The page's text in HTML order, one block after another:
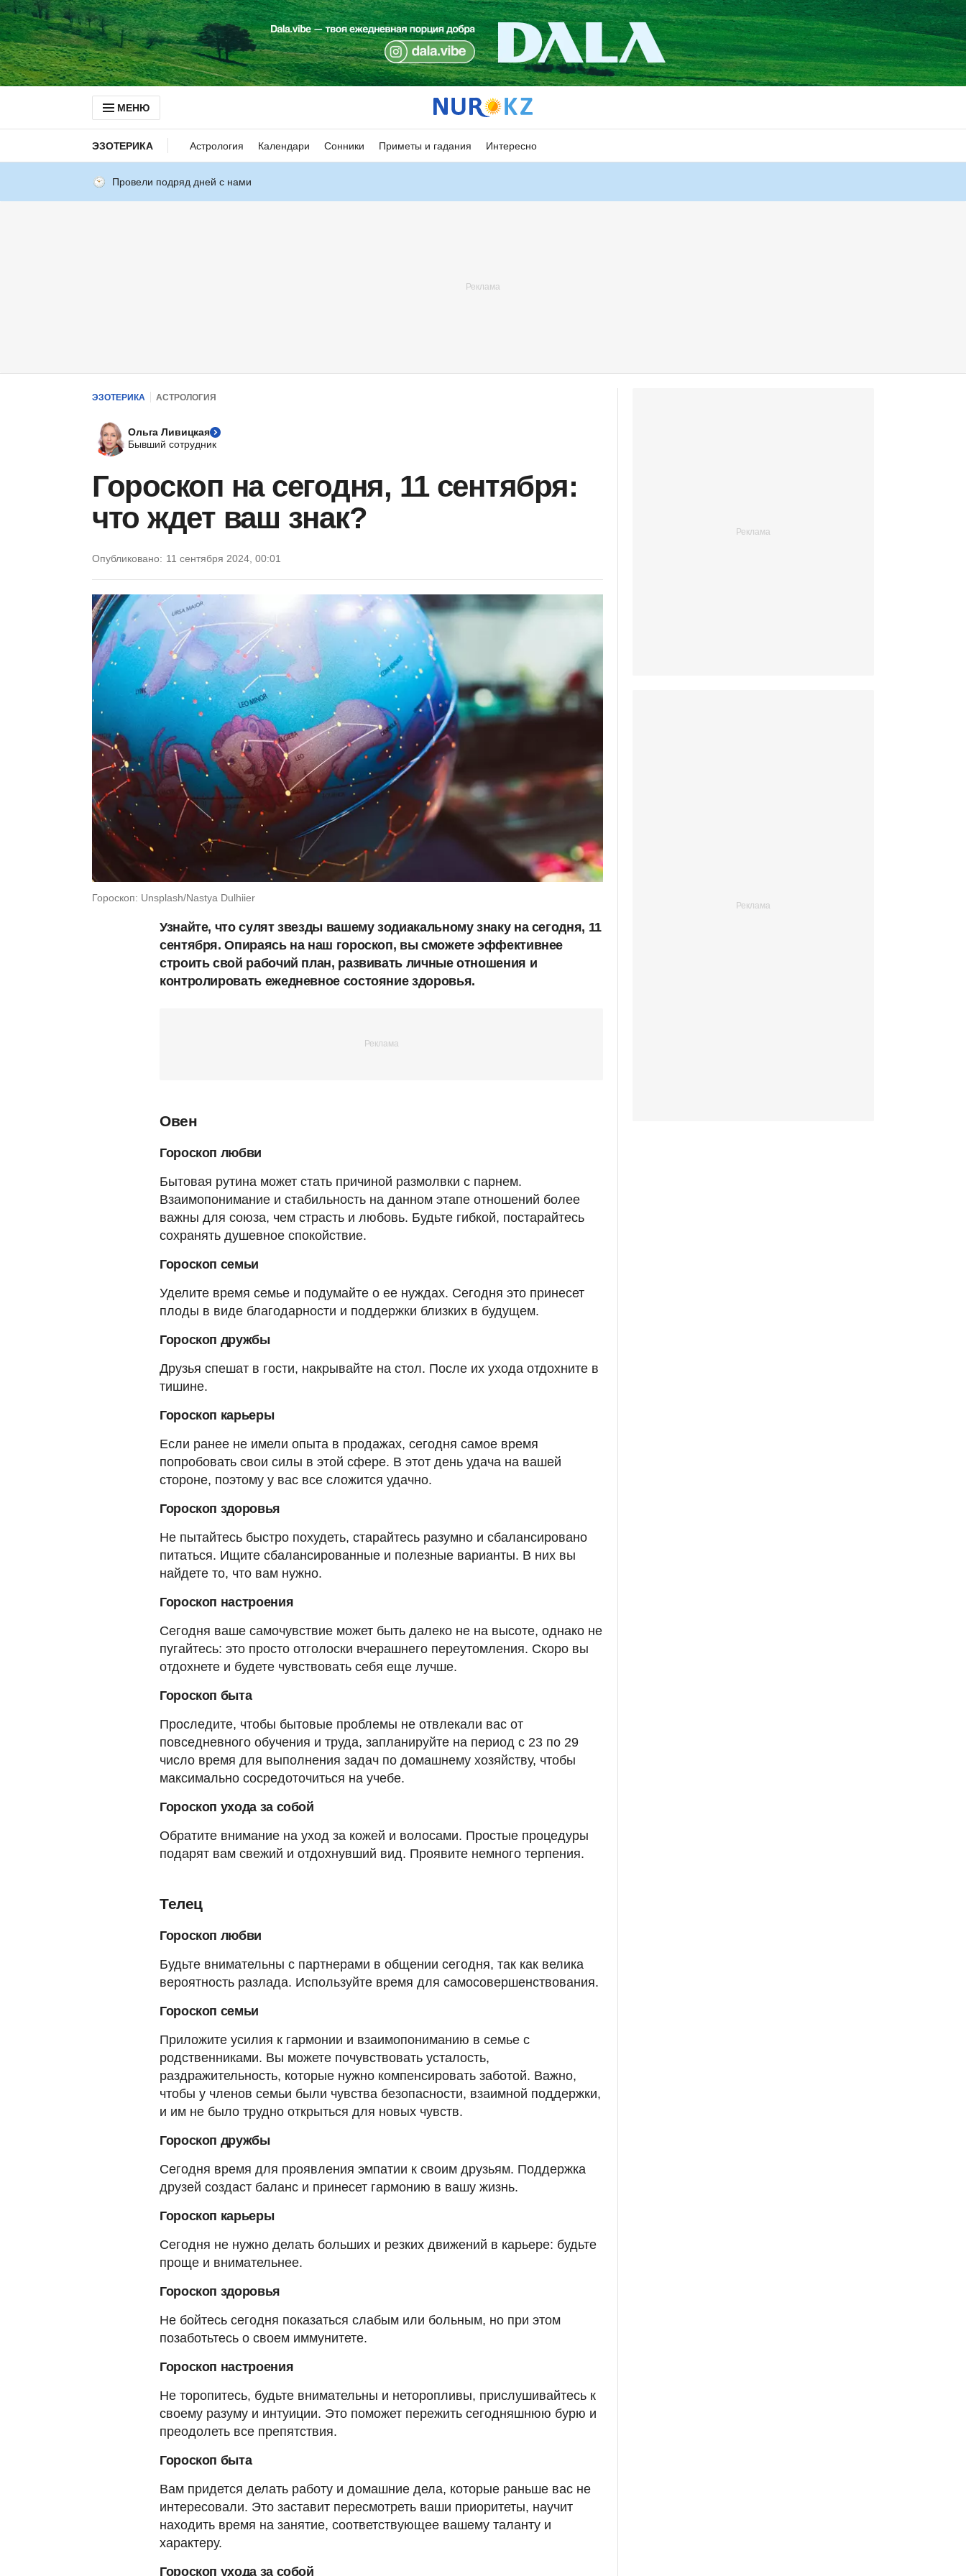
МЕНЮ
ЭЗОТЕРИКА Астрология Календари Сонники Приметы и гадания Интересно
Провели подряд дней с нами
ЭЗОТЕРИКА АСТРОЛОГИЯ
Ольга Ливицкая
Бывший сотрудник
Гороскоп на сегодня, 11 сентября:
что ждет ваш знак?
Опубликовано: 11 сентября 2024, 00:01
Гороскоп: Unsplash/Nastya Dulhiier
Узнайте, что сулят звезды вашему зодиакальному знаку на сегодня, 11
сентября. Опираясь на наш гороскоп, вы сможете эффективнее
строить свой рабочий план, развивать личные отношения и
контролировать ежедневное состояние здоровья.
Овен
Гороскоп любви
Бытовая рутина может стать причиной размолвки с парнем.
Взаимопонимание и стабильность на данном этапе отношений более
важны для союза, чем страсть и любовь. Будьте гибкой, постарайтесь
сохранять душевное спокойствие.
Гороскоп семьи
Уделите время семье и подумайте о ее нуждах. Сегодня это принесет
плоды в виде благодарности и поддержки близких в будущем.
Гороскоп дружбы
Друзья спешат в гости, накрывайте на стол. После их ухода отдохните в
тишине.
Гороскоп карьеры
Если ранее не имели опыта в продажах, сегодня самое время
попробовать свои силы в этой сфере. В этот день удача на вашей
стороне, поэтому у вас все сложится удачно.
Гороскоп здоровья
Не пытайтесь быстро похудеть, старайтесь разумно и сбалансировано
питаться. Ищите сбалансированные и полезные варианты. В них вы
найдете то, что вам нужно.
Гороскоп настроения
Сегодня ваше самочувствие может быть далеко не на высоте, однако не
пугайтесь: это просто отголоски вчерашнего переутомления. Скоро вы
отдохнете и будете чувствовать себя еще лучше.
Гороскоп быта
Проследите, чтобы бытовые проблемы не отвлекали вас от
повседневного обучения и труда, запланируйте на период с 23 по 29
число время для выполнения задач по домашнему хозяйству, чтобы
максимально сосредоточиться на учебе.
Гороскоп ухода за собой
Обратите внимание на уход за кожей и волосами. Простые процедуры
подарят вам свежий и отдохнувший вид. Проявите немного терпения.
Телец
Гороскоп любви
Будьте внимательны с партнерами в общении сегодня, так как велика
вероятность разлада. Используйте время для самосовершенствования.
Гороскоп семьи
Приложите усилия к гармонии и взаимопониманию в семье с
родственниками. Вы можете почувствовать усталость,
раздражительность, которые нужно компенсировать заботой. Важно,
чтобы у членов семьи были чувства безопасности, взаимной поддержки,
и им не было трудно открыться для новых чувств.
Гороскоп дружбы
Сегодня время для проявления эмпатии к своим друзьям. Поддержка
друзей создаст баланс и принесет гармонию в вашу жизнь.
Гороскоп карьеры
Сегодня не нужно делать больших и резких движений в карьере: будьте
проще и внимательнее.
Гороскоп здоровья
Не бойтесь сегодня показаться слабым или больным, но при этом
позаботьтесь о своем иммунитете.
Гороскоп настроения
Не торопитесь, будьте внимательны и неторопливы, прислушивайтесь к
своему разуму и интуиции. Это поможет пережить сегодняшнюю бурю и
преодолеть все препятствия.
Гороскоп быта
Вам придется делать работу и домашние дела, которые раньше вас не
интересовали. Это заставит пересмотреть ваши приоритеты, научит
находить время на занятие, соответствующее вашему таланту и
характеру.
Гороскоп ухода за собой